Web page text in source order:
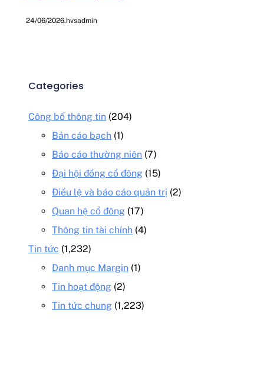
24/06/2026. hvsadmin
Categories
Công bố thông tin (204)
Bản cáo bạch (1)
Báo cáo thường niên (7)
Đại hội đồng cổ đông (15)
Điều lệ và báo cáo quản trị (2)
Quan hệ cổ đông (17)
Thông tin tài chính (4)
Tin tức (1,232)
Danh mục Margin (1)
Tin hoạt động (2)
Tin tức chung (1,223)